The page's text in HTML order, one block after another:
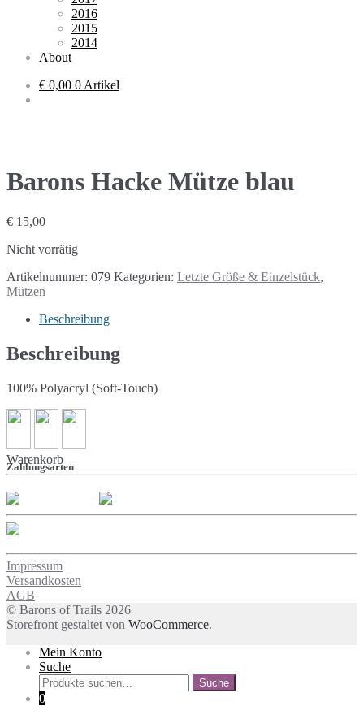
2016
2015
2014
About
€ 0,00 0 Artikel
Barons Hacke Mütze blau
€ 15,00
Nicht vorrätig
Artikelnummer: 079 Kategorien: Letzte Größe & Einzelstück,
Mützen
Beschreibung
Beschreibung
100% Polyacryl (Soft-Touch)
Warenkorb
Zahlungsarten
Impressum
Versandkosten
AGB
© Barons of Trails 2026
Storefront gestaltet von WooCommerce.
Mein Konto
Suche
Suche
nach:
Suche
0